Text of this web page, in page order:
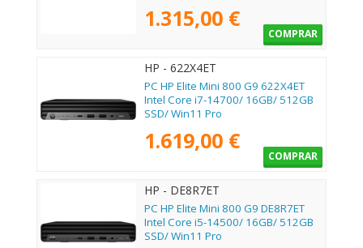
1.315,00 €
COMPRAR
HP - 622X4ET
PC HP Elite Mini 800 G9 622X4ET
Intel Core i7-14700/ 16GB/ 512GB
SSD/ Win11 Pro
1.619,00 €
COMPRAR
HP - DE8R7ET
PC HP Elite Mini 800 G9 DE8R7ET
Intel Core i5-14500/ 16GB/ 512GB
SSD/ Win11 Pro